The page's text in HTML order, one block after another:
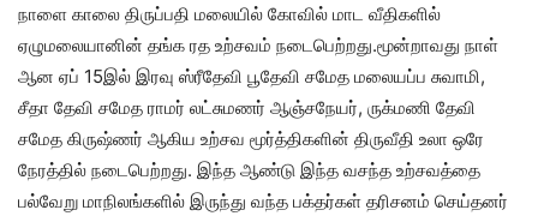
நாளை காலை திருப்பதி மலையில் கோவில் மாட வீதிகளில்
ஏழுமலையானின் தங்க ரத உற்சவம் நடைபெற்றது.மூன்றாவது நாள்
ஆன ஏப் 15இல் இரவு ஸ்ரீதேவி பூதேவி சமேத மலையப்ப சுவாமி,
சீதா தேவி சமேத ராமர் லட்சுமணர் ஆஞ்சநேயர், ருக்மணி தேவி
சமேத கிருஷ்ணர் ஆகிய உற்சவ மூர்த்திகளின் திருவீதி உலா ஒரே
நேரத்தில் நடைபெற்றது. இந்த ஆண்டு இந்த வசந்த உற்சவத்தை
பல்வேறு மாநிலங்களில் இருந்து வந்த பக்தர்கள் தரிசனம் செய்தனர்